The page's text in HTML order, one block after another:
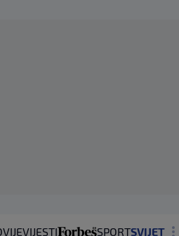
VIJESTI SPORTSVIJET